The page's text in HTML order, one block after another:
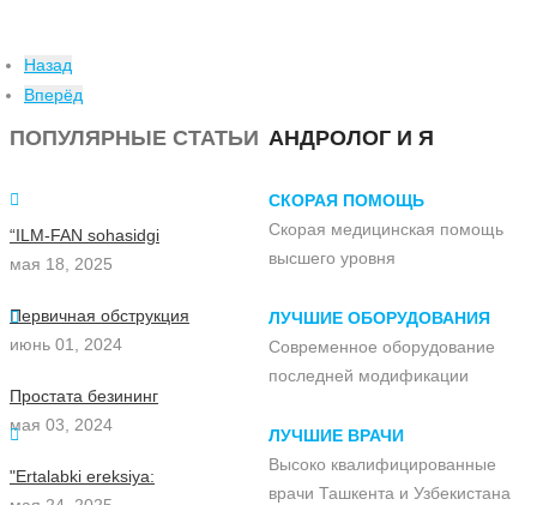
Назад
Вперёд
ПОПУЛЯРНЫЕ СТАТЬИ
“ILM-FAN sohasidgi
мая 18, 2025
Первичная обструкция
июнь 01, 2024
Простата безининг
мая 03, 2024
"Ertalabki ereksiya:
АНДРОЛОГ И Я
СКОРАЯ ПОМОЩЬ
Скорая медицинская помощь
высшего уровня
ЛУЧШИЕ ОБОРУДОВАНИЯ
Современное оборудование
последней модификации
ЛУЧШИЕ ВРАЧИ
Высоко квалифицированные
врачи Ташкента и Узбекистана